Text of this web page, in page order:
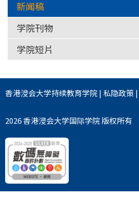
新闻稿
学院刊物
学院短片
香港浸会大学持续教育学院| 私隐政策|
2026 香港浸会大学国际学院 版权所有